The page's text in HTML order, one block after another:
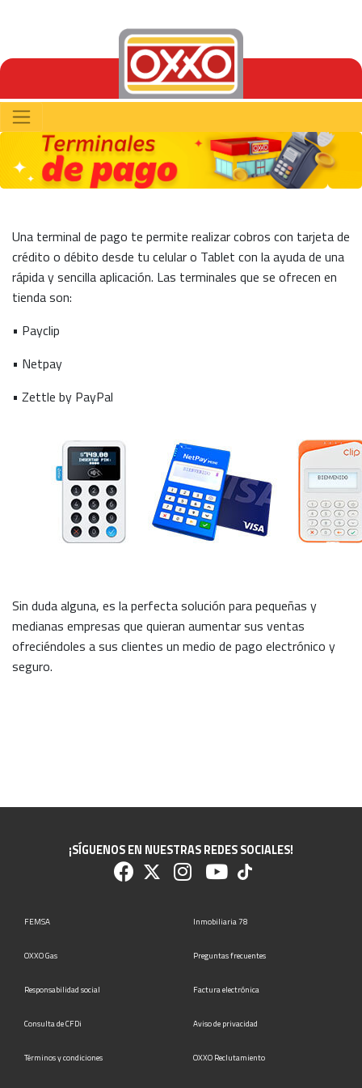
Una terminal de pago te permite realizar cobros con tarjeta de
crédito o débito desde tu celular o Tablet con la ayuda de una
rápida y sencilla aplicación. Las terminales que se ofrecen en
tienda son:
• Payclip
• Netpay
• Zettle by PayPal
Sin duda alguna, es la perfecta solución para pequeñas y
medianas empresas que quieran aumentar sus ventas
ofreciéndoles a sus clientes un medio de pago electrónico y
seguro.
¡SÍGUENOS EN NUESTRAS REDES SOCIALES!
FEMSA Inmobiliaria 78
OXXO Gas Preguntas frecuentes
Responsabilidad social Factura electrónica
Consulta de CFDi Aviso de privacidad
Términos y condiciones OXXO Reclutamiento